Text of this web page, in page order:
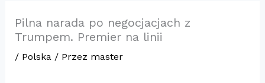
Pilna narada po negocjacjach z
Trumpem. Premier na linii
/ Polska/ Przez master